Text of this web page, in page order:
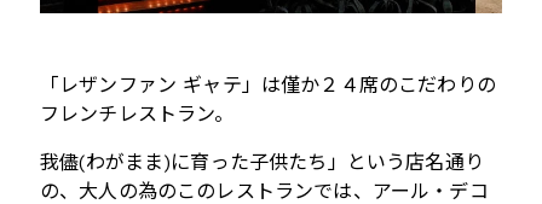
「レザンファン ギャテ」は僅か２４席のこだわりの
フレンチレストラン。
我儘(わがまま)に育った子供たち」という店名通り
の、大人の為のこのレストランでは、 アール・デコ